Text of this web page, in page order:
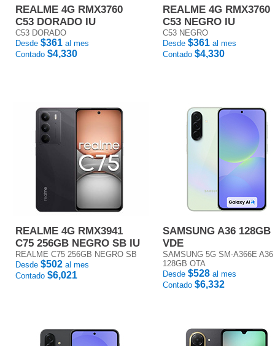
REALME 4G RMX3760
C53 DORADO IU
C53 DORADO
Desde $361 al mes
Contado $4,330
REALME 4G RMX3760
C53 NEGRO IU
C53 NEGRO
Desde $361 al mes
Contado $4,330
REALME 4G RMX3941
C75 256GB NEGRO SB IU
REALME C75 256GB NEGRO SB
Desde $502 al mes
Contado $6,021
SAMSUNG A36 128GB
VDE
SAMSUNG 5G SM-A366E A36
128GB OTA
Desde $528 al mes
Contado $6,332